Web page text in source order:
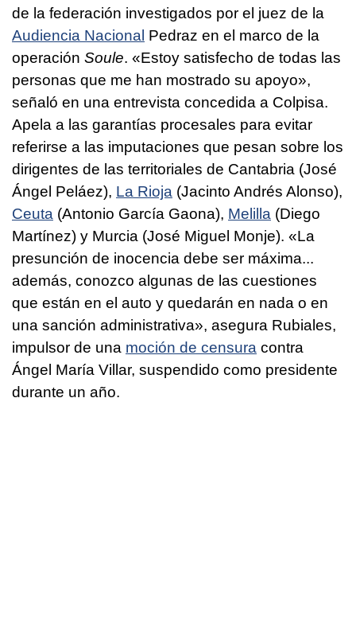
de la federación investigados por el juez de la
Audiencia Nacional Pedraz en el marco de la
operación Soule. «Estoy satisfecho de todas las
personas que me han mostrado su apoyo»,
señaló en una entrevista concedida a Colpisa.
Apela a las garantías procesales para evitar
referirse a las imputaciones que pesan sobre los
dirigentes de las territoriales de Cantabria (José
Ángel Peláez), La Rioja (Jacinto Andrés Alonso),
Ceuta (Antonio García Gaona), Melilla (Diego
Martínez) y Murcia (José Miguel Monje). «La
presunción de inocencia debe ser máxima...
además, conozco algunas de las cuestiones
que están en el auto y quedarán en nada o en
una sanción administrativa», asegura Rubiales,
impulsor de una moción de censura contra
Ángel María Villar, suspendido como presidente
durante un año.